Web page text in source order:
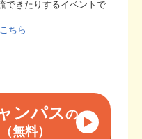
できたりするイベントで
こちら
ンパスの
無料）